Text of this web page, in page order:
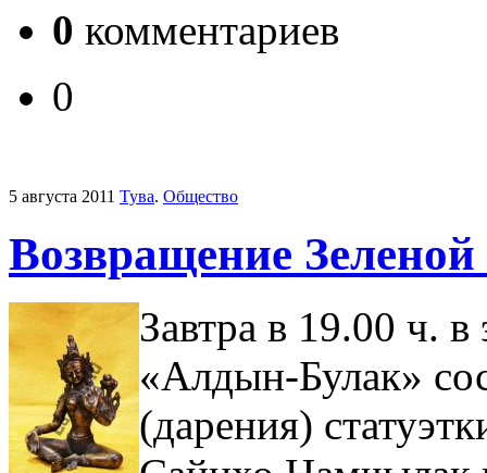
0 комментариев
0
5 августа 2011 Тува. Общество
Возвращение
Завтра в 19.00 ч.
«Алдын-Булак»
(дарения)